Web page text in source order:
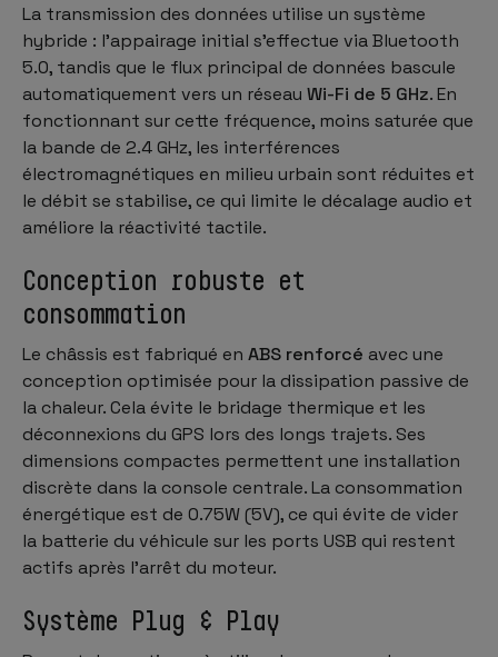
La transmission des données utilise un système
hybride : l’appairage initial s’effectue via Bluetooth
5.0, tandis que le flux principal de données bascule
automatiquement vers un réseau Wi-Fi de 5 GHz. En
fonctionnant sur cette fréquence, moins saturée que
la bande de 2.4 GHz, les interférences
électromagnétiques en milieu urbain sont réduites et
le débit se stabilise, ce qui limite le décalage audio et
améliore la réactivité tactile.
Conception robuste et
consommation
Le châssis est fabriqué en ABS renforcé avec une
conception optimisée pour la dissipation passive de
la chaleur. Cela évite le bridage thermique et les
déconnexions du GPS lors des longs trajets. Ses
dimensions compactes permettent une installation
discrète dans la console centrale. La consommation
énergétique est de 0.75W (5V), ce qui évite de vider
la batterie du véhicule sur les ports USB qui restent
actifs après l’arrêt du moteur.
Système Plug & Play